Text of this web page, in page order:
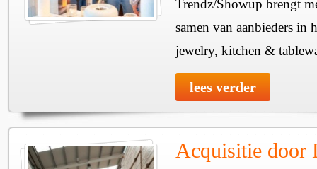
Trendz/Showup brengt
samen van aanbieders in
jewelry, kitchen &
lees verder
Acquisitie door